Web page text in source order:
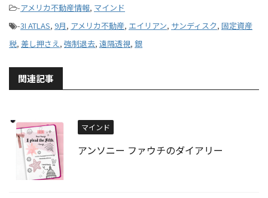
-アメリカ不動産情報, マインド
-3I ATLAS, 9月, アメリカ不動産, エイリアン, サンディスク, 固定資産
税, 差し押さえ, 強制退去, 遠隔透視, 銀
関連記事
マインド
アンソニー ファウチのダイアリー